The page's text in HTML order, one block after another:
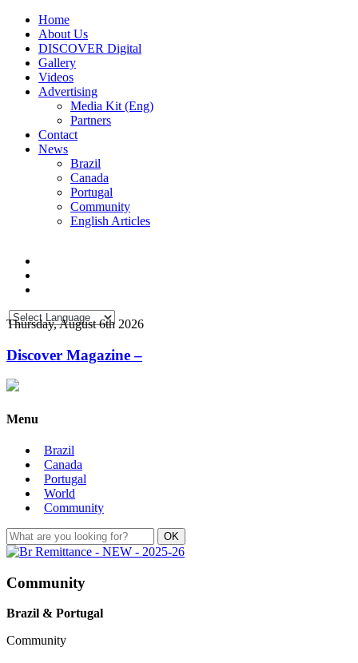
Home
About Us
DISCOVER Digital
Gallery
Videos
Advertising
Media Kit (Eng)
Partners
Contact
News
Brazil
Canada
Portugal
Community
English Articles
Thursday, August 6th 2026
Discover Magazine –
Menu
Brazil
Canada
Portugal
World
Community
Community
Brazil & Portugal
Community